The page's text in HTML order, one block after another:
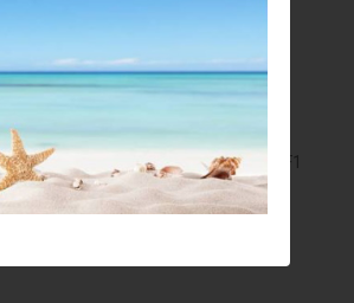
πληροφορίες
Μικρόφωνο για Xiaomi Pocophone F1